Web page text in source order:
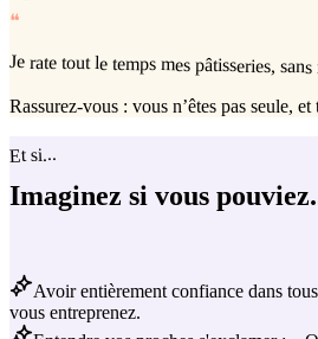
❝
Je rate tout le temps mes pâtisseries,
Rassurez-vous : vous n’êtes pas seule, et
Et si...
Imaginez si vous
Avoir entièrement confiance dans
vous entreprenez.